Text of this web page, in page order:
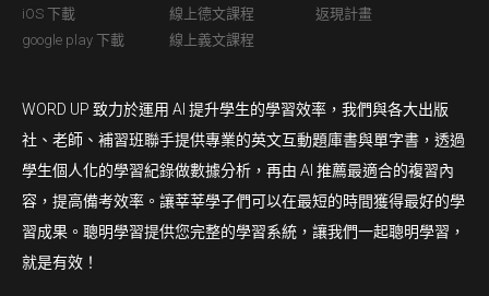
iOS 下載
google play 下載
線上德文課程
線上義文課程
返現計畫
WORD UP 致力於運用 AI 提升學生的學習效率，我們與各大出版
社、老師、補習班聯手提供專業的英文互動題庫書與單字書，透過
學生個人化的學習紀錄做數據分析，再由 AI 推薦最適合的複習內
容，提高備考效率。讓莘莘學子們可以在最短的時間獲得最好的學
習成果。聰明學習提供您完整的學習系統，讓我們一起聰明學習，
就是有效！